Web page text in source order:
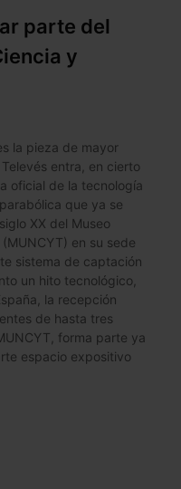
parte del
y
la pieza de mayor
entra, en cierto
oficial de la tecnología
que ya se
XX del Museo
en su sede
sistema de captación
un hito tecnológico,
la recepción
de hasta tres
forma parte ya
espacio expositivo